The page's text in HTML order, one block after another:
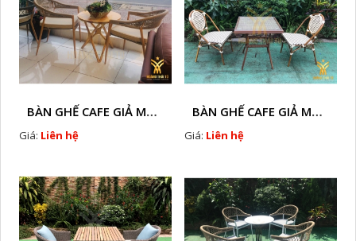
BÀN GHẾ CAFE GIẢ MÂY HTT - L128A
Giá: Liên hệ
BÀN GHẾ CAFE GIẢ MÂY HTT - LS132
Giá: Liên hệ